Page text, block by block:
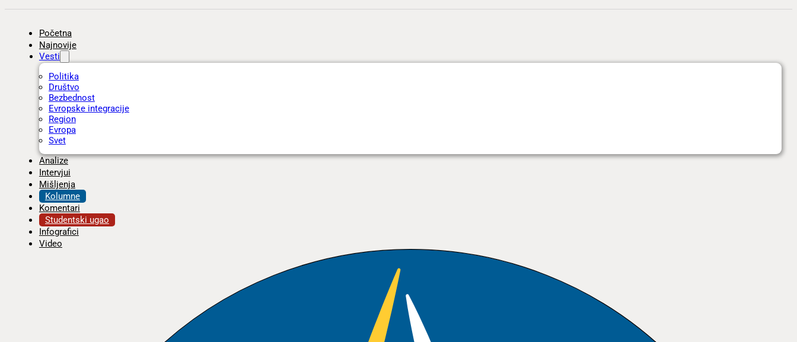
Početna
Najnovije
Vesti
Politika
Društvo
Bezbednost
Evropske integracije
Region
Evropa
Svet
Analize
Intervjui
Mišljenja
Kolumne
Komentari
Studentski ugao
Infografici
Video